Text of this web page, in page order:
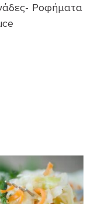
Ροφήματα